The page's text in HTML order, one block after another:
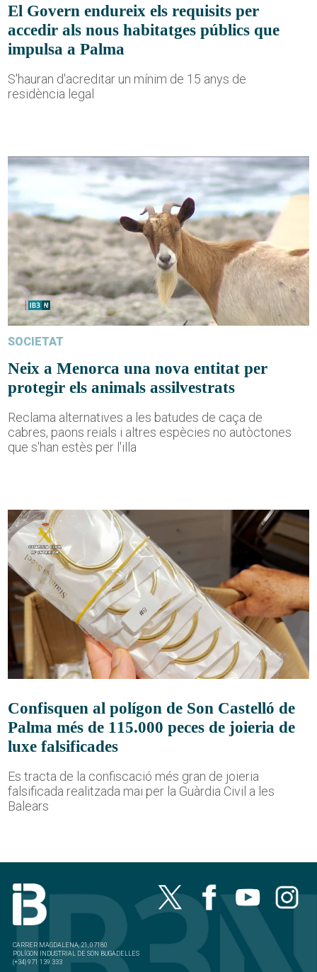
El Govern endureix els requisits per
accedir als nous habitatges públics que
impulsa a Palma
S'hauran d'acreditar un mínim de 15 anys de
residència legal
SOCIETAT
Neix a Menorca una nova entitat per
protegir els animals assilvestrats
Reclama alternatives a les batudes de caça de
cabres, paons reials i altres espècies no autòctones
que s'han estès per l'illa
Confisquen al polígon de Son Castelló de
Palma més de 115.000 peces de joieria de
luxe falsificades
Es tracta de la confiscació més gran de joieria
falsificada realitzada mai per la Guàrdia Civil a les
Balears
CARRER MAGDALENA, 21, 07180
POLÍGON INDUSTRIAL DE SON BUGADELLES
(+34) 971 139 333